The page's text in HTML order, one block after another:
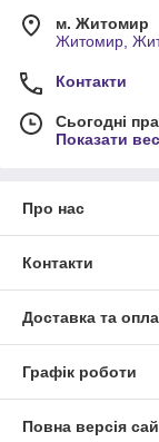
м. Житомир
Житомир,
Контакти
Сьогодні
Показати
Про нас
Контакти
Доставка та
Графік роботи
Повна версія